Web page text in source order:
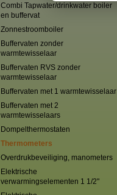
Combi Tapwater/drinkwater boiler
en buffervat
Zonnestroomboiler
Buffervaten zonder
warmtewisselaar
Buffervaten RVS zonder
warmtewisselaar
Buffervaten met 1 warmtewisselaar
Buffervaten met 2
warmtewisselaars
Dompelthermostaten
Thermometers
Overdrukbeveiliging, manometers
Elektrische
verwarmingselementen 1 1/2"